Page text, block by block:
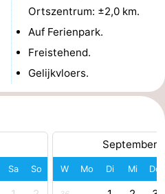
Ortszentrum: ±2,0 km.
Auf Ferienpark.
Freistehend.
Gelijkvloers.
Sa So
September
W Mo Di Mi Do